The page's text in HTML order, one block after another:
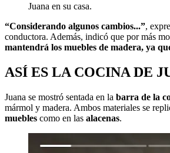
Juana en su casa.
“Considerando algunos cambios...”,
conductora. Además, indicó que por más
mantendrá los muebles de madera, ya
ASÍ ES LA COCINA DE
Juana se mostró sentada en la barra de la
mármol y madera. Ambos materiales se
muebles como en las alacenas.